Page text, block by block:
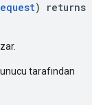
) returns
tarafından